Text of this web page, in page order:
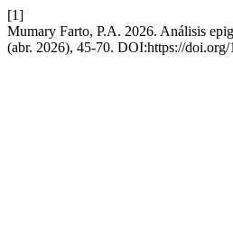
[1]
Mumary Farto, P.A. 2026. Análisis
(abr. 2026), 45-70. DOI:https://